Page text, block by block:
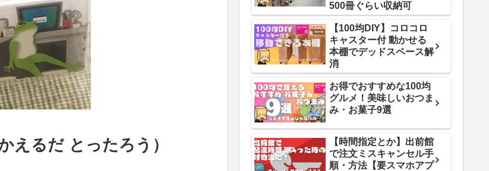
るだ とったろう）
500冊ぐらい収納可
【100均DIY】コロコロ
キャスター付 動かせる
本棚でデッドスペース解
消
お得でおすすめな100均
グルメ！美味しいおつま
み・お菓子9選
【時間指定とか】出前館
で注文ミスキャンセル手
順・方法【要スマホアプ